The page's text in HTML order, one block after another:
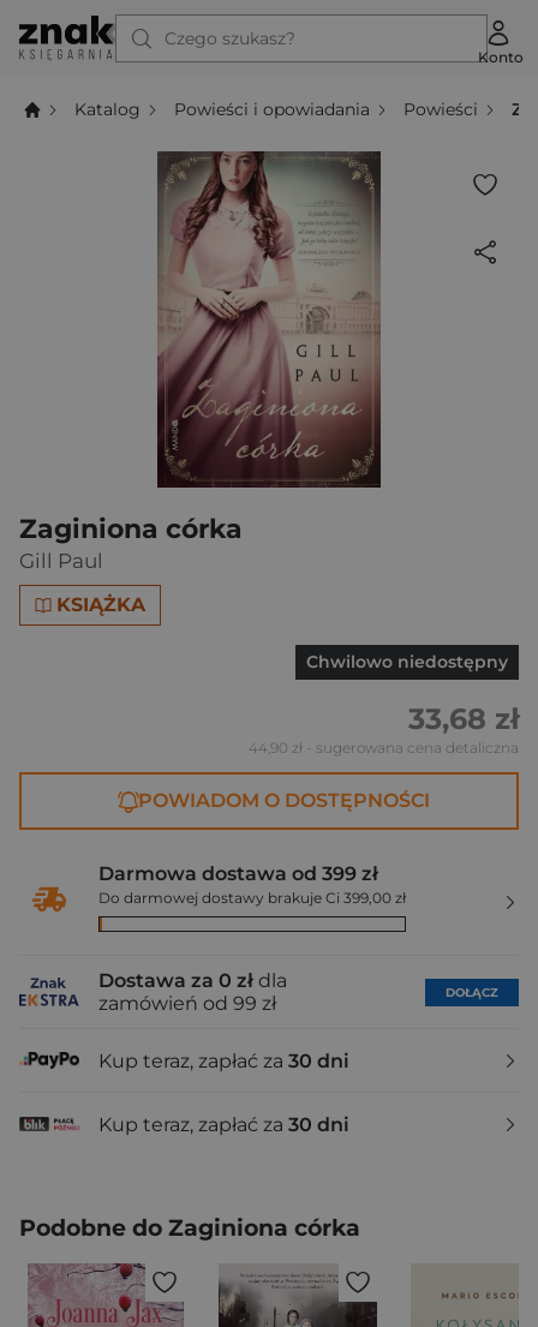
Czego szukasz?
Konto
Katalog Powieści i opowiadania Powieści
Zaginiona córka
Gill Paul
KSIĄŻKA
Chwilowo niedostępny
33,68 zł
44,90 zł - sugerowana cena detaliczna
POWIADOM O DOSTĘPNOŚCI
Darmowa dostawa od 399 zł
Do darmowej dostawy brakuje Ci 399,00 zł
Dostawa za 0 zł dla
zamówień od 99 zł
DOŁĄCZ
Kup teraz, zapłać za 30 dni
Kup teraz, zapłać za 30 dni
Podobne do Zaginiona córka